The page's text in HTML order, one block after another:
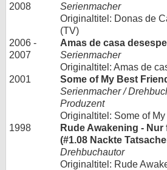
2008
Serienmacher
Originaltitel: Donas de
(TV)
2006 -
2007
Amas de casa
Serienmacher
Originaltitel: Amas de
2001
Some of My Best
Serienmacher /
Produzent
Originaltitel: Some of
1998
Rude Awakening -
(#1.08 Nackte
Drehbuchautor
Originaltitel: Rude